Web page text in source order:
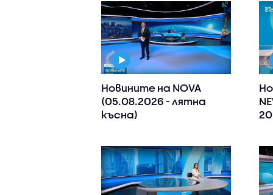
Новините на NOVA
(05.08.2026 - лятна
късна)